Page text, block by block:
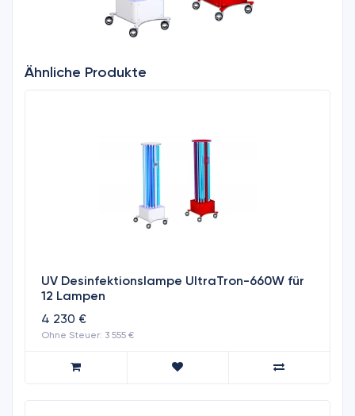
Ähnliche Produkte
UV Desinfektionslampe UltraTron-660W für
12 Lampen
4 230 €
Ohne Steuer: 3 555 €